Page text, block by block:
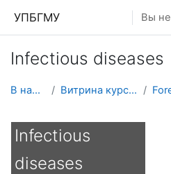
УПБГМУ Вы
Infectious diseases
В начало Витрина курсов 3KL
Infectious
diseases